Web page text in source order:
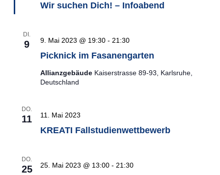
Wir suchen Dich! – Infoabend
DI.
9
Picknick im Fasanengarten
9. Mai 2023 @ 19:30- 21:30
Allianzgebäude Kaiserstrasse 89-93, Karlsruhe,
Deutschland
DO.
11
KREATI Fallstudienwettbewerb
11. Mai 2023
DO.
25 25. Mai 2023 @ 13:00- 21:30